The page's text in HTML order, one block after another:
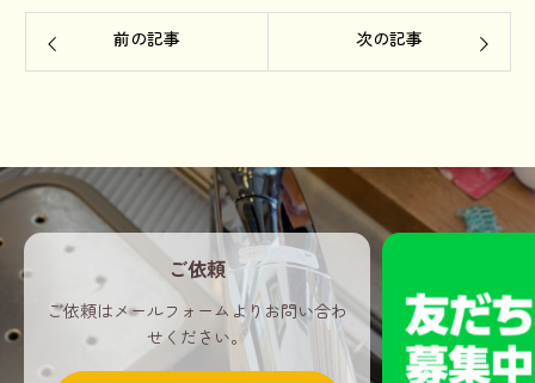
前の記事 次の記事
ご依頼
ご依頼はメールフォームよりお問い合わ
せください。